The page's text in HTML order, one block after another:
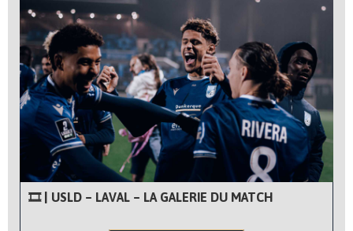
🎞 | USLD – LAVAL – LA GALERIE DU MATCH